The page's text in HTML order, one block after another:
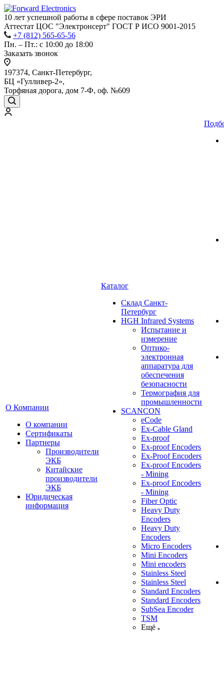
10 лет успешной работы в сфере поставок ЭРИ
Аттестат ЦОС "Электронсерт" ГОСТ Р ИСО 9001-2015
+7 (812) 565-65-56
Пн. – Пт.: с 10:00 до 18:00
Заказать звонок
197374, Санкт-Петербург,
БЦ «Гулливер-2»,
Торфяная дорога, дом 7-Ф, оф. №609
О Компании
О компании
Сертификаты
Партнеры
Производители
ЭКБ
Китайские
производители
ЭКБ
Юридическая
информация
Каталог
Cклад Санкт-
Петербург
HGH Infrared Systems
Испытание и
измерение
Оптико-
электронная
аппаратура для
обеспечения
безопасности
Термография для
промышленности
SCANCON
eCode
Ex-Cable Gland
Ex-proof
Ex-proof Encoders
Ex-Proof Encoders
Ex-proof Encoders
- Mining
Ex-proof Encoders
- Mining
Fiber Optic
Heavy Duty
Encoders
Heavy Duty
Encoders
Micro Encoders
Mini Encoders
Mini encoders
Stainless Steel
Stainless Steel
Standard Encoders
Standard Encoders
SubSea Encoder
TSM
Ещё